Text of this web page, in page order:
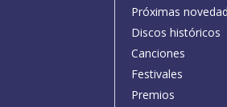
Próximas
Discos históricos
Canciones
Festivales
Premios